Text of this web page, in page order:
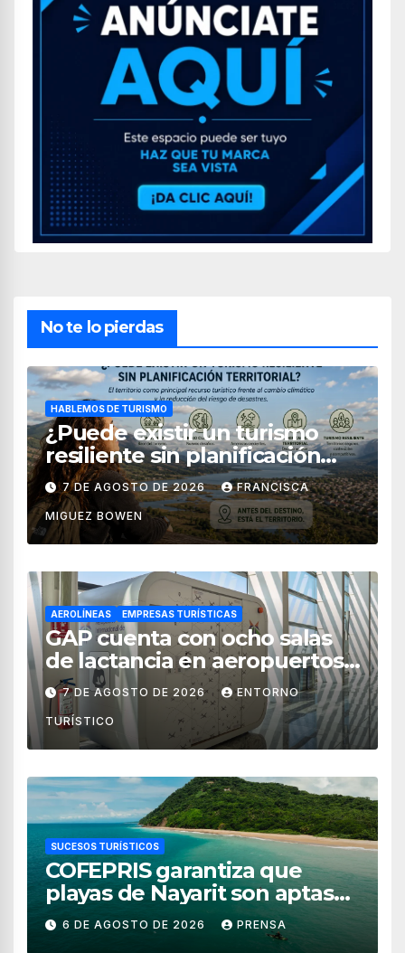
No te lo pierdas
HABLEMOS DE TURISMO
¿Puede existir un turismo
resiliente sin planificación
territorial?
7 DE AGOSTO DE 2026 FRANCISCA
MIGUEZ BOWEN
AEROLÍNEAS EMPRESAS TURÍSTICAS
GAP cuenta con ocho salas
de lactancia en aeropuertos
de México
7 DE AGOSTO DE 2026 ENTORNO
TURÍSTICO
SUCESOS TURÍSTICOS
COFEPRIS garantiza que
playas de Nayarit son aptas
para uso recreativo
6 DE AGOSTO DE 2026 PRENSA